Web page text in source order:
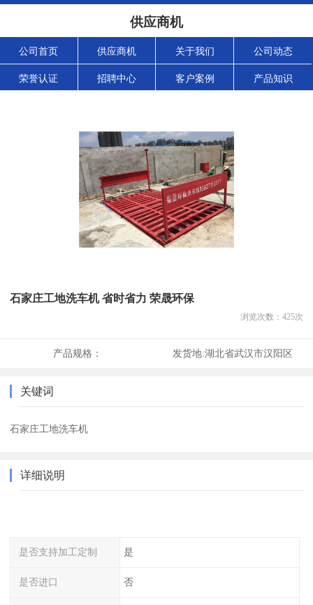
供应商机
公司首页 供应商机 关于我们 公司动态
荣誉认证 招聘中心 客户案例 产品知识
石家庄工地洗车机 省时省力 荣晟环保
浏览次数： 425次
产品规格： 发货地:湖北省武汉市汉阳区
关键词
石家庄工地洗车机
详细说明
是否支持加工定制 是
是否进口 否